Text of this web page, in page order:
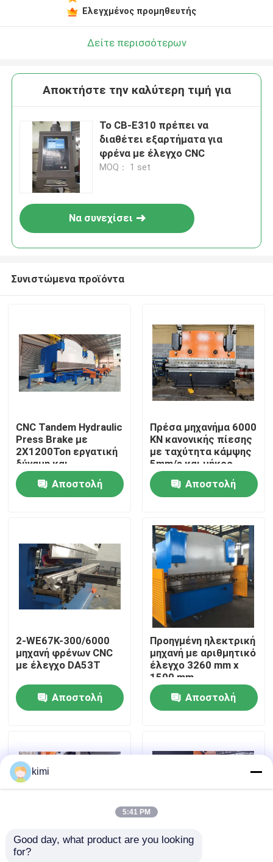
Προϊόντα
Σχετικά με εμάς
Ποιοτικός έλεγχος
Επικοινωνήστε μαζί μας
Υποθέσεις
Ζητήστε μια προσφορά
cnc υδραυλικό φρένο Τύπου
Ελεγχμένος προμηθευτής
Δείτε περισσότερων
Αποκτήστε την καλύτερη τιμή για
Το CB-E310 πρέπει να
διαθέτει εξαρτήματα για
φρένα με έλεγχο CNC
MOQ： 1 set
Να συνεχίσει
Συνιστώμενα προϊόντα
CNC Tandem Hydraulic
Press Brake με
2X1200Ton εργατική
δύναμη και
2X6250mm μήκος
τραπεζιού για μακρά
διάρκεια ζωής
Αποστολή
Πρέσα μηχανήμα 6000
KN κανονικής πίεσης
με ταχύτητα κάμψης
5mm/s και μήκος
πλάκας 2200-
7000mmΑποστολή
2-WE67K-300/6000
μηχανή φρένων CNC
με έλεγχο DA53T
Αποστολή
Προηγμένη ηλεκτρική
μηχανή με αριθμητικό
έλεγχο 3260 mm x
1500 mm
Αποστολή
Μηχανή φρένων CNC
kimi
5:41 PM
Good day, what product are you looking
for?